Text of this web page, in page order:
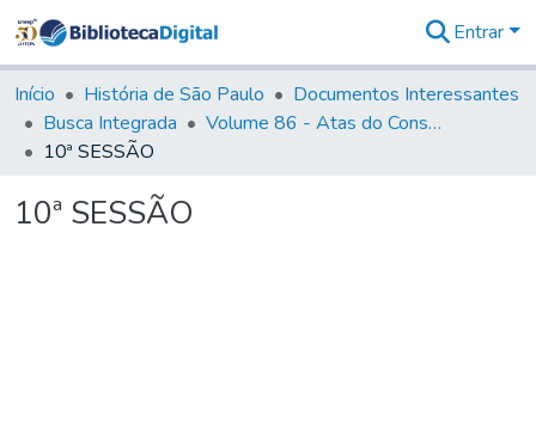
&
Coleções
Tudo na
Entrar
Início História de São Paulo
Documentos Interessantes
Busca Integrada
Volume 86 - Atas do Conselho da Presidência da Província de São Paulo (1824-1829)
10ª SESSÃO
10ª SESSÃO